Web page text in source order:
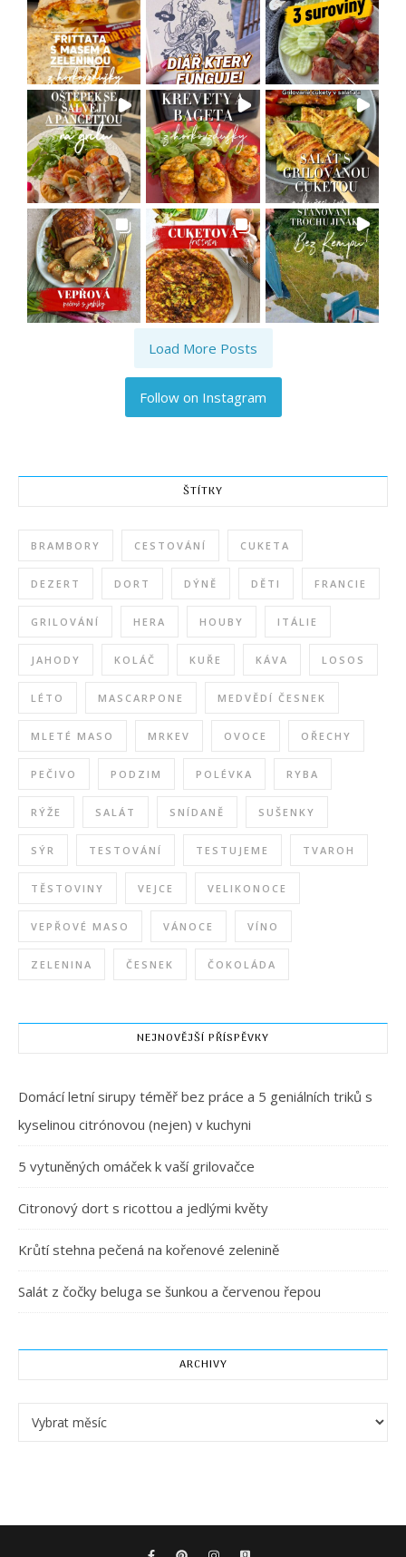
Load More Posts
Follow on Instagram
ŠTÍTKY
BRAMBORY CESTOVÁNÍ CUKETA
DEZERT DORT DÝNĚ DĚTI FRANCIE
GRILOVÁNÍ HERA HOUBY ITÁLIE
JAHODY KOLÁČ KUŘE KÁVA LOSOS
LÉTO MASCARPONE MEDVĚDÍ ČESNEK
MLETÉ MASO MRKEV OVOCE OŘECHY
PEČIVO PODZIM POLÉVKA RYBA
RÝŽE SALÁT SNÍDANĚ SUŠENKY
SÝR TESTOVÁNÍ TESTUJEME TVAROH
TĚSTOVINY VEJCE VELIKONOCE
VEPŘOVÉ MASO VÁNOCE VÍNO
ZELENINA ČESNEK ČOKOLÁDA
NEJNOVĚJŠÍ PŘÍSPĚVKY
Domácí letní sirupy téměř bez práce a 5 geniálních triků s
kyselinou citrónovou (nejen) v kuchyni
5 vytuněných omáček k vaší grilovačce
Citronový dort s ricottou a jedlými květy
Krůtí stehna pečená na kořenové zelenině
Salát z čočky beluga se šunkou a červenou řepou
ARCHIVY